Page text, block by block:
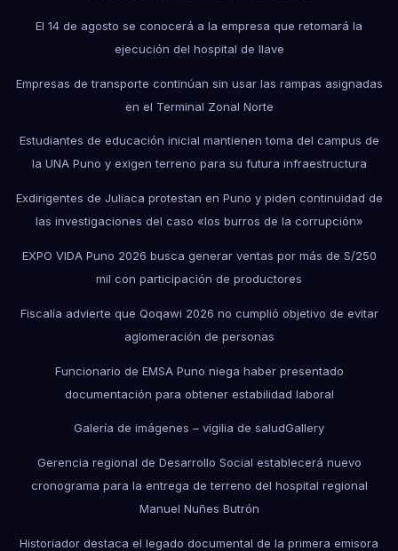
El 14 de agosto se conocerá a la empresa que retomará la
ejecución del hospital de Ilave
Empresas de transporte continúan sin usar las rampas asignadas
en el Terminal Zonal Norte
Estudiantes de educación inicial mantienen toma del campus de
la UNA Puno y exigen terreno para su futura infraestructura
Exdirigentes de Juliaca protestan en Puno y piden continuidad de
las investigaciones del caso «los burros de la corrupción»
EXPO VIDA Puno 2026 busca generar ventas por más de S/250
mil con participación de productores
Fiscalía advierte que Qoqawi 2026 no cumplió objetivo de evitar
aglomeración de personas
Funcionario de EMSA Puno niega haber presentado
documentación para obtener estabilidad laboral
Galería de imágenes – vigilia de saludGallery
Gerencia regional de Desarrollo Social establecerá nuevo
cronograma para la entrega de terreno del hospital regional
Manuel Nuñes Butrón
Historiador destaca el legado documental de la primera emisora